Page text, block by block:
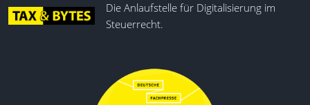
Die Anlaufstelle für Digitalisierung im
Steuerrecht.